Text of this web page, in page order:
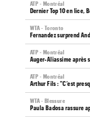
ATP - Montréal
Dernier Top 10 en lice,
WTA - Toronto
Fernandez surprend
ATP - Montréal
Auger-Aliassime après
ATP - Montréal
Arthur Fils : "C’est
WTA - Blessure
Paula Badosa rassure